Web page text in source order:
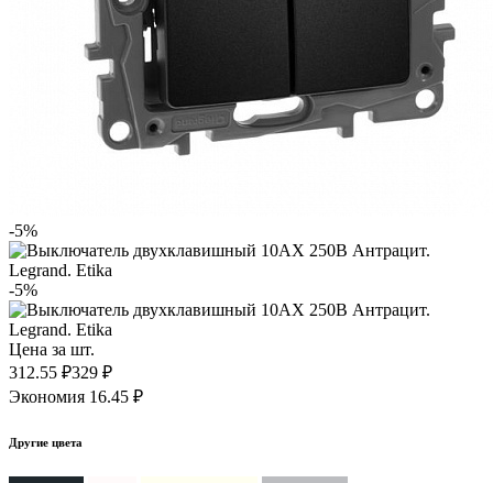
-5%
-5%
Цена за шт.
312.55 ₽329 ₽
Экономия 16.45 ₽
Другие цвета